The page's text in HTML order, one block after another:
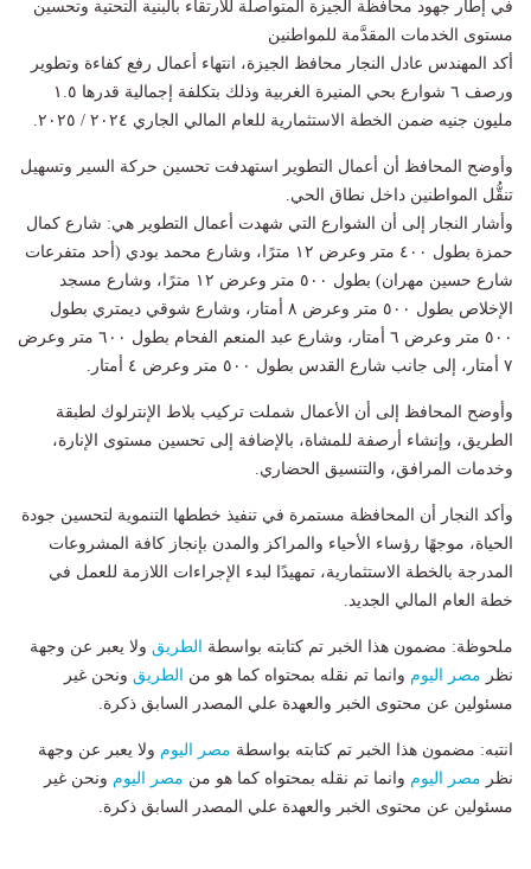
في إطار جهود محافظة الجيزة المتواصلة للارتقاء بالبنية التحتية وتحسين
مستوى الخدمات المقدَّمة للمواطنين
أكد المهندس عادل النجار محافظ الجيزة، انتهاء أعمال رفع كفاءة وتطوير
ورصف ٦ شوارع بحي المنيرة الغربية وذلك بتكلفة إجمالية قدرها ١.٥
مليون جنيه ضمن الخطة الاستثمارية للعام المالي الجاري ٢٠٢٤ / ٢٠٢٥.
وأوضح المحافظ أن أعمال التطوير استهدفت تحسين حركة السير وتسهيل
تنقُّل المواطنين داخل نطاق الحي.
وأشار النجار إلى أن الشوارع التي شهدت أعمال التطوير هي: شارع كمال
حمزة بطول ٤٠٠ متر وعرض ١٢ مترًا، وشارع محمد بودي (أحد متفرعات
شارع حسين مهران) بطول ٥٠٠ متر وعرض ١٢ مترًا، وشارع مسجد
الإخلاص بطول ٥٠٠ متر وعرض ٨ أمتار، وشارع شوقي ديمتري بطول
٥٠٠ متر وعرض ٦ أمتار، وشارع عبد المنعم الفحام بطول ٦٠٠ متر وعرض
٧ أمتار، إلى جانب شارع القدس بطول ٥٠٠ متر وعرض ٤ أمتار.
وأوضح المحافظ إلى أن الأعمال شملت تركيب بلاط الإنترلوك لطبقة
الطريق، وإنشاء أرصفة للمشاة، بالإضافة إلى تحسين مستوى الإنارة،
وخدمات المرافق، والتنسيق الحضاري.
وأكد النجار أن المحافظة مستمرة في تنفيذ خططها التنموية لتحسين جودة
الحياة، موجهًا رؤساء الأحياء والمراكز والمدن بإنجاز كافة المشروعات
المدرجة بالخطة الاستثمارية، تمهيدًا لبدء الإجراءات اللازمة للعمل في
خطة العام المالي الجديد.
ملحوظة: مضمون هذا الخبر تم كتابته بواسطة الطريق ولا يعبر عن وجهة
نظر مصر اليوم وانما تم نقله بمحتواه كما هو من الطريق ونحن غير
مسئولين عن محتوى الخبر والعهدة علي المصدر السابق ذكرة.
انتبه: مضمون هذا الخبر تم كتابته بواسطة مصر اليوم ولا يعبر عن وجهة
نظر مصر اليوم وانما تم نقله بمحتواه كما هو من مصر اليوم ونحن غير
مسئولين عن محتوى الخبر والعهدة علي المصدر السابق ذكرة.